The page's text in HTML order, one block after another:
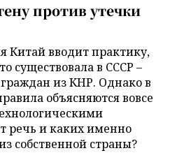
против утечки
Китай вводит практику,
существовала в СССР –
из КНР. Однако в
объясняются вовсе
речь и каких именно
собственной страны?